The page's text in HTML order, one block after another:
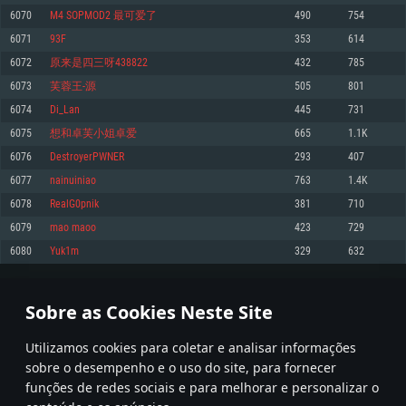
Sobre as Cookies Neste Site
Utilizamos cookies para coletar e analisar informações
sobre o desempenho e o uso do site, para fornecer
funções de redes sociais e para melhorar e personalizar o
Memória: 4GB
Placa Gráfica: Placa com DirectX 11: AMD Radeon 77XX / NVIDIA GeForce
GTX 660. Resolução mínima suportada: 720p
Network: Internet de banda larga.
Disco: 23,1 GB
Recomendado
superior, Radeon RX 570 ou superior
Disco: 75,9 GB
Memória: 6 GB
Placa Gráfica: Intel Iris Pro 5200 (Mac), equivalentes AMD/Nvidia para Mac.
Resolução mínima suportada: 720p com suporte Metal.
Network: Internet de banda larga.
Disco: 21,5 GB
Recomendado
Network: Internet de banda larga.
Memória: 4 GB
Placa Gráfica: NVIDIA 660 com os drivers mais recentes (não mais de 6
meses) / equivalentes AMD com os drivers mais recentes com suporte
Vulkan (não mais de 6 meses); Resolução mínima suportada: 720p.
Network: Internet de banda larga.
Disco: 21,5 GB
Recomendado
Sistema Operativo: Ubuntu 20.04 64bit
Processador: Intel Core i7
Memória: 16 GB
Placa Gráfica: NVIDIA 1060 com os drivers mais recentes (não mais de 6
meses) / equivalentes AMD (Radeon RX 570) com os drivers mais recentes
Network: Internet de banda larga.
6070 M4 SOPMOD2 最可爱了 490 754
6071 93F 353 614
6072 原来是四三呀438822 432 785
6073 芙蓉王-源 505 801
6074 Di_Lan 445 731
6075 想和卓芙小姐卓爱 665 1.1K
6076 DestroyerPWNER 293 407
6077 nainuiniao 763 1.4K
6078 RealG0pnik 381 710
6079 mao maoo 423 729
6080 Yuk1m 329 632